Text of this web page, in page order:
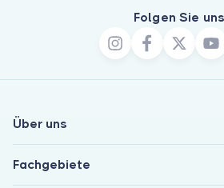
Folgen Sie uns
Über uns
Fachgebiete